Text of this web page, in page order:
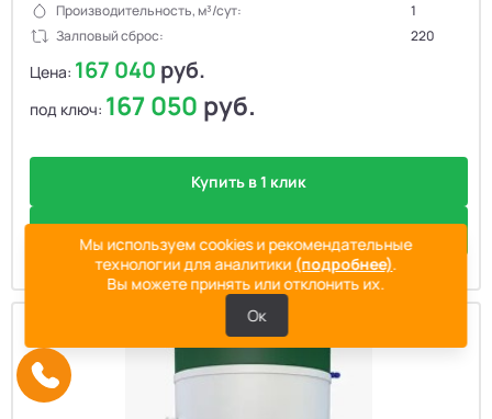
Производительность, м³/сут:
1
Залповый сброс:
220
Цена: 167 040 руб.
под ключ: 167 050 руб.
Купить в 1 клик
Мы используем cookies и рекомендательные
технологии для аналитики (подробнее).
Вы можете принять или отклонить их.
Ок